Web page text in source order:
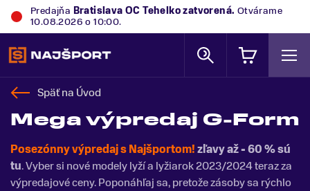
Predajňa Bratislava OC Tehelkozatvorená. Otvárame
10.08.2026 o 10:00.
Späť na Úvod
Mega výpredaj G-Form
Posezónny výpredaj s Najšportom!zľavy až - 60 % sú
tu. Vyber si nové modely lyží a lyžiarok 2023/2024 teraz za
výpredajové ceny. Poponáhľaj sa, pretože zásoby sa rýchlo